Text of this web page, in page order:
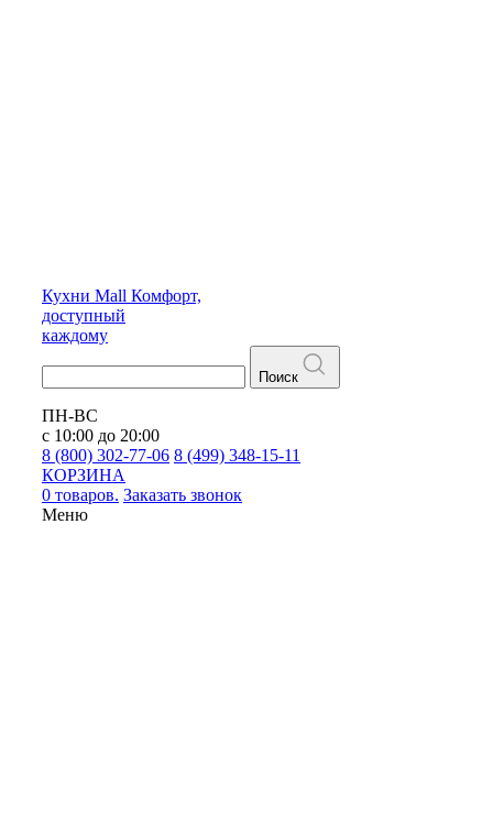
Кухни Mall Комфорт,
доступный
каждому
Поиск
ПН-ВС
с 10:00 до 20:00
8 (800) 302-77-06 8 (499) 348-15-11
КОРЗИНА
0 товаров. Заказать звонок
Меню